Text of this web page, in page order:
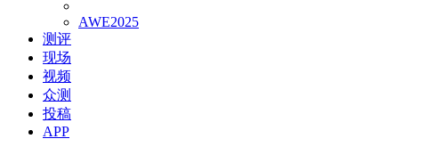
AWE2025
测评
现场
视频
众测
投稿
APP